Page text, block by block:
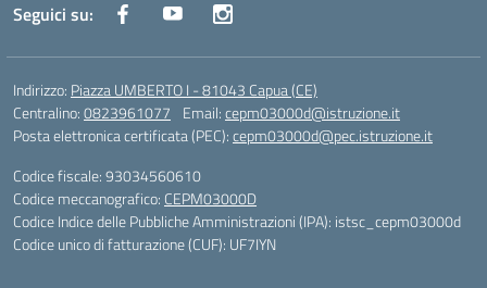
Seguici su:
Indirizzo: Piazza UMBERTO I - 81043 Capua (CE)
Centralino:0823961077 Email:cepm03000d@istruzione.it
Posta elettronica certificata (PEC):cepm03000d@pec.istruzione.it
Codice fiscale: 93034560610
Codice meccanografico: CEPM03000D
Codice Indice delle Pubbliche Amministrazioni (IPA): istsc_cepm03000d
Codice unico di fatturazione (CUF): UF7IYN